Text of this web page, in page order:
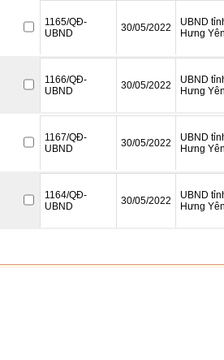
1165/QĐ-
UBND
30/05/2022
UBND
Hưng
1166/QĐ-
UBND
30/05/2022
UBND
Hưng
1167/QĐ-
UBND
30/05/2022
UBND
Hưng
1164/QĐ-
UBND
30/05/2022
UBND
Hưng